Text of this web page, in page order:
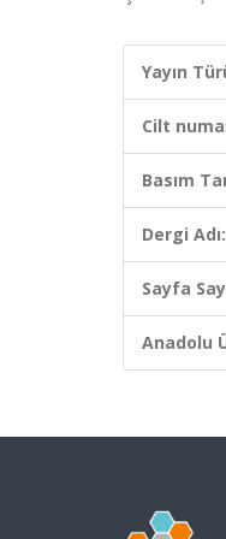
Yayın
Cilt
Basım
Dergi Adı:
Sayfa
Anadolu